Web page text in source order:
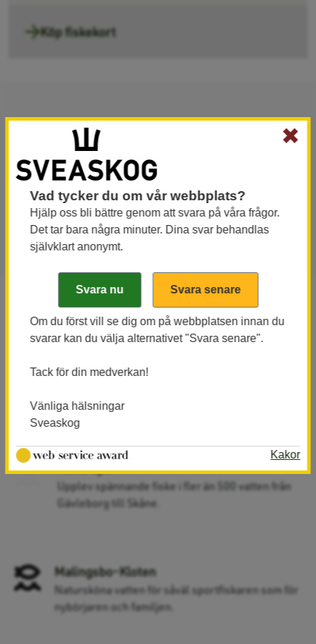
Köp fiskekort
Här hittar du alla våra områden för
fiskekort – från Kronolaxfisket i Mörrumsån
i Blekinge till de imponerande älvarna i
norr. Välkommen att hitta ditt fiskeäventyr.
Hitta ditt fiskevatten
Fiske Nord
på ett kort.
Fiske Syd
Upplev spännande fiske i fler än 500 vatten från
Gävleborg till Skåne.
Malingsbo-Kloten
Natursköna vatten för såväl sportfiskaren som för
nybörjaren och familjen.
✖
Vad tycker du om vår webbplats?
Hjälp oss bli bättre genom att svara på våra frågor.
Det tar bara några minuter. Dina svar behandlas
självklart anonymt.
Om du först vill se dig om på webbplatsen innan du
svarar kan du välja alternativet "Svara senare".
Tack för din medverkan!
Vänliga hälsningar
Sveaskog
Kakor